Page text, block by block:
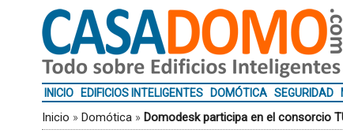
INICIO EDIFICIOS INTELIGENTES DOMÓTICA SEGURIDAD
Inicio » Domótica» Domodesk participa en el consorcio